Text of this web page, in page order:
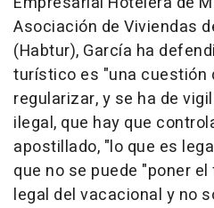
Asociación de Viviendas
(Habtur), García ha
turístico es "una cuestión
regularizar, y se ha de
ilegal, que hay que
apostillado, "lo que es
que no se puede "poner
legal del vacacional y no